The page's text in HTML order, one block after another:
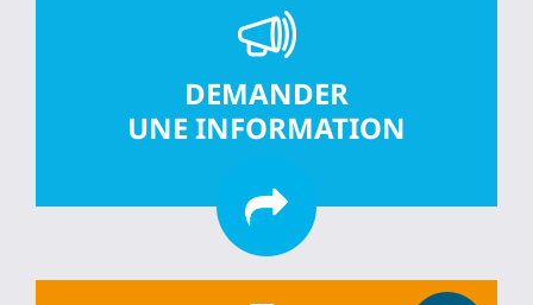
DEMANDER
UNE INFORMATION